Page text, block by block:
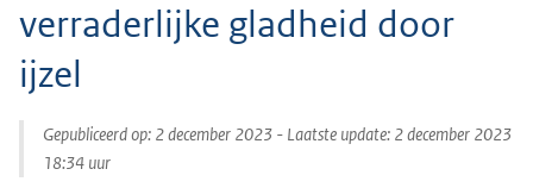
verraderlijke gladheid door
ijzel
Gepubliceerd op: 2 december 2023 - Laatste update: 2 december 2023
18:34 uur